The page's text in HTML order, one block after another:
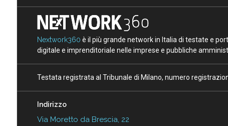
Nextwork360 è il più grande network in Italia di testate e
digitale e imprenditoriale nelle imprese e pubbliche
Testata registrata al Tribunale di Milano, numero
Indirizzo
Via Moretto da Brescia, 22